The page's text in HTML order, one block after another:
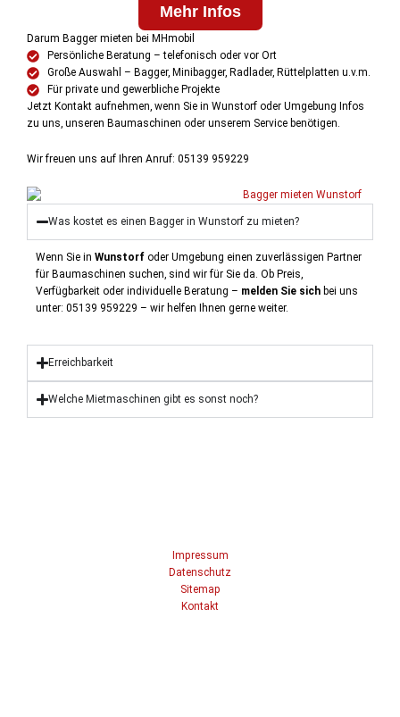
Mehr Infos
Darum Bagger mieten bei MHmobil
Persönliche Beratung – telefonisch oder vor Ort
Große Auswahl – Bagger, Minibagger, Radlader, Rüttelplatten u.v.m.
Für private und gewerbliche Projekte
Jetzt Kontakt aufnehmen, wenn Sie in Wunstorf oder Umgebung Infos
zu uns, unseren Baumaschinen oder unserem Service benötigen.
Wir freuen uns auf Ihren Anruf: 05139 959229
Was kostet es einen Bagger in Wunstorf zu mieten?
Wenn Sie in Wunstorf oder Umgebung einen zuverlässigen Partner
für Baumaschinen suchen, sind wir für Sie da. Ob Preis,
Verfügbarkeit oder individuelle Beratung – melden Sie sich bei uns
unter: 05139 959229 – wir helfen Ihnen gerne weiter.
Erreichbarkeit
Welche Mietmaschinen gibt es sonst noch?
Impressum
Datenschutz
Sitemap
Kontakt